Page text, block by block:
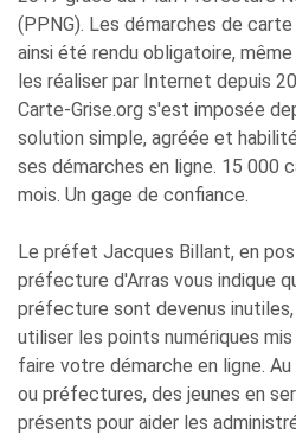
(PPNG). Les démarches de
ainsi été rendu obligatoire,
les réaliser par Internet depuis
Carte-Grise.org s'est imposée
solution simple, agréée et
ses démarches en ligne. 15 000
mois. Un gage de confiance.
Le préfet Jacques Billant, en
préfecture d'Arras vous indique
préfecture sont devenus
utiliser les points numériques
faire votre démarche en ligne.
ou préfectures, des jeunes en
présents pour aider les